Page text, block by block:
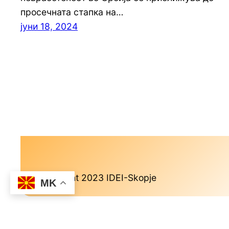
просечната стапка на…
јуни 18, 2024
Copyright 2023 IDEI-Skopje
MK